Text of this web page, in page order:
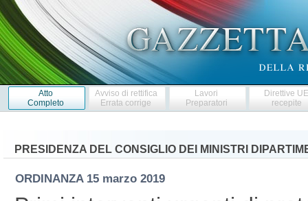
Atto
Completo
Avviso di rettifica
Errata corrige
Lavori
Preparatori
Direttive
recepite
PRESIDENZA DEL CONSIGLIO DEI MINISTRI
ORDINANZA 15 marzo 2019